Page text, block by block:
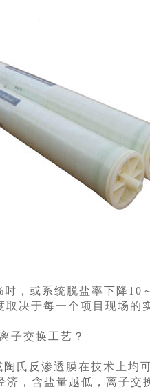
，或系统脱盐率下降10
决于每一个项目现场的
子交换工艺？
氏反渗透膜在技术上均
，含盐量越低，离子交